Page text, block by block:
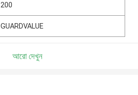
200
GUARDVALUE
আরো দেখুন